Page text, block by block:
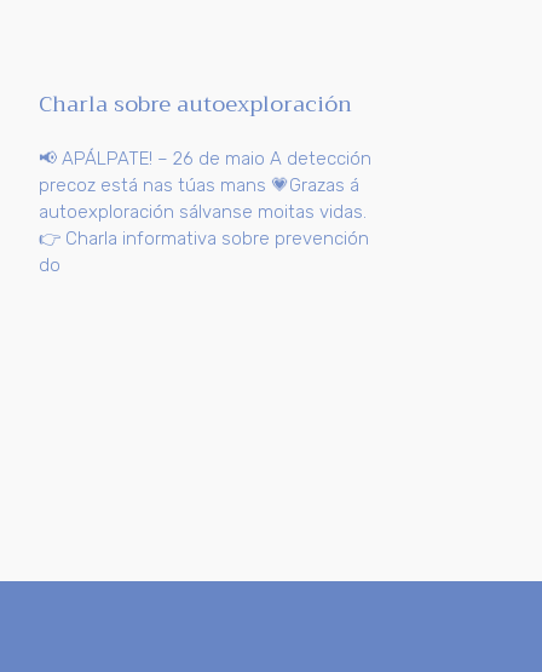
Charla sobre autoexploración
📢 APÁLPATE! – 26 de maio A detección
precoz está nas túas mans 💗Grazas á
autoexploración sálvanse moitas vidas.
👉 Charla informativa sobre prevención
do